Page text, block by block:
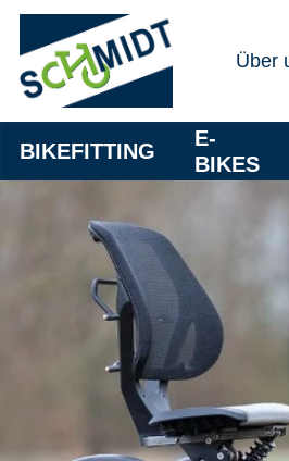
Über
BIKEFITTING
E-
BIKES